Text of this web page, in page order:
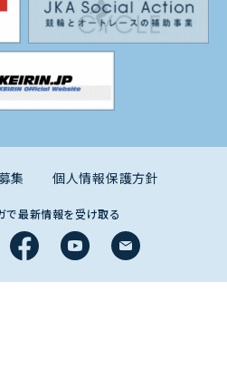
集 個人情報保護方針
で最新情報を受け取る